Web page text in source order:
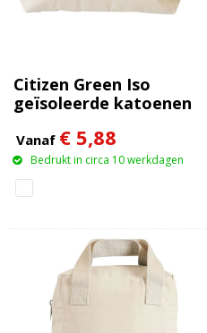
Citizen Green Iso
geïsoleerde katoenen
Vanaf € 5,88
Bedrukt in circa 10 werkdagen